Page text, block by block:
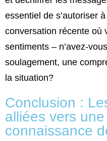
essentiel de s’autoriser
conversation récente où
sentiments – n’avez-
soulagement, une
la situation?
Conclusion :
alliées vers
connaissance